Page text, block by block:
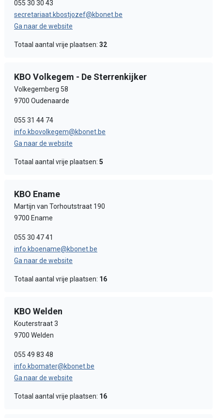
055 30 30 43
secretariaat.kbostjozef@kbonet.be
Ga naar de website
Totaal aantal vrije plaatsen: 32
KBO Volkegem - De Sterrenkijker
Volkegemberg 58
9700 Oudenaarde
055 31 44 74
info.kbovolkegem@kbonet.be
Ga naar de website
Totaal aantal vrije plaatsen: 5
KBO Ename
Martijn van Torhoutstraat 190
9700 Ename
055 30 47 41
info.kboename@kbonet.be
Ga naar de website
Totaal aantal vrije plaatsen: 16
KBO Welden
Kouterstraat 3
9700 Welden
055 49 83 48
info.kbomater@kbonet.be
Ga naar de website
Totaal aantal vrije plaatsen: 16